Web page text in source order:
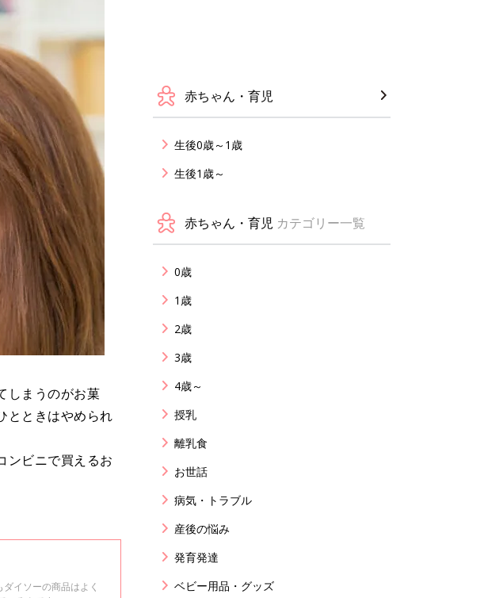
しまうのがお菓
とときはやめられ
ンビニで買えるお
イソーの商品はよく
赤ちゃん・育児
生後0歳～1歳
生後1歳～
赤ちゃん・育児 カテゴリー一覧
0歳
1歳
2歳
3歳
4歳～
授乳
離乳食
お世話
病気・トラブル
産後の悩み
発育発達
ベビー用品・グッズ